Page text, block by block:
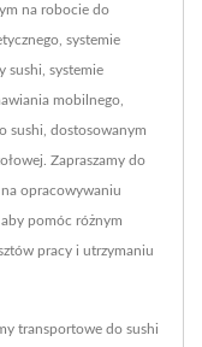
na robocie do
systemie
sushi, systemie
mobilnego,
sushi, dostosowanym
Zapraszamy do
opracowywaniu
pomóc różnym
pracy i utrzymaniu
transportowe do sushi